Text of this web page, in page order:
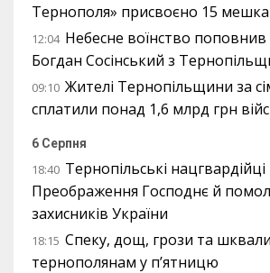
Тернополя» присвоєно 15
12:04 Небесне воїнство поповнив
Богдан Сосінський з
09:10 Жителі Тернопільщини за
сплатили понад 1,6 млрд грн
6 Серпня
18:40 Тернопільські
Преображення Господнє й
захисників України
18:15 Спеку, дощ, грози та
тернополянам у п’ятницю